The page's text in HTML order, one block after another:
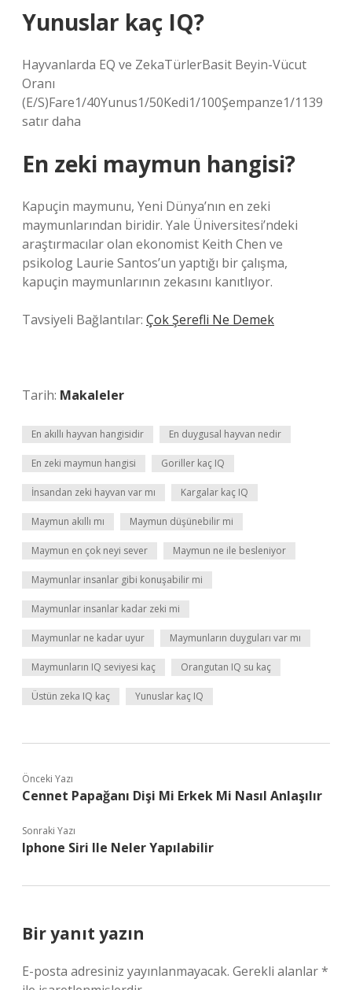
Yunuslar kaç IQ?
Hayvanlarda EQ ve ZekaTürlerBasit Beyin-Vücut
Oranı
(E/S)Fare1/40Yunus1/50Kedi1/100Şempanze1/1139
satır daha
En zeki maymun hangisi?
Kapuçin maymunu, Yeni Dünya’nın en zeki
maymunlarından biridir. Yale Üniversitesi’ndeki
araştırmacılar olan ekonomist Keith Chen ve
psikolog Laurie Santos’un yaptığı bir çalışma,
kapuçin maymunlarının zekasını kanıtlıyor.
Tavsiyeli Bağlantılar: Çok Şerefli Ne Demek
Tarih: Makaleler
En akıllı hayvan hangisidir En duygusal hayvan nedir
En zeki maymun hangisi Goriller kaç IQ
İnsandan zeki hayvan var mı Kargalar kaç IQ
Maymun akıllı mı Maymun düşünebilir mi
Maymun en çok neyi sever Maymun ne ile besleniyor
Maymunlar insanlar gibi konuşabilir mi
Maymunlar insanlar kadar zeki mi
Maymunlar ne kadar uyur Maymunların duyguları var mı
Maymunların IQ seviyesi kaç Orangutan IQ su kaç
Üstün zeka IQ kaç Yunuslar kaç IQ
Önceki Yazı
Cennet Papağanı Dişi Mi Erkek Mi Nasıl Anlaşılır
Sonraki Yazı
Iphone Siri Ile Neler Yapılabilir
Bir yanıt yazın
E-posta adresiniz yayınlanmayacak. Gerekli alanlar*